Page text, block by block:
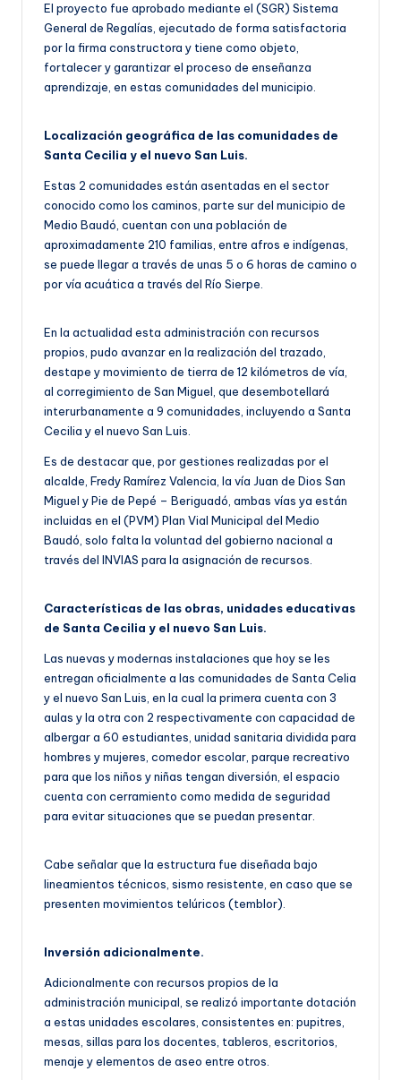
El proyecto fue aprobado mediante el (SGR) Sistema
General de Regalías, ejecutado de forma satisfactoria
por la firma constructora y tiene como objeto,
fortalecer y garantizar el proceso de enseñanza
aprendizaje, en estas comunidades del municipio.
Localización geográfica de las comunidades de
Santa Cecilia y el nuevo San Luis.
Estas 2 comunidades están asentadas en el sector
conocido como los caminos, parte sur del municipio de
Medio Baudó, cuentan con una población de
aproximadamente 210 familias, entre afros e indígenas,
se puede llegar a través de unas 5 o 6 horas de camino o
por vía acuática a través del Río Sierpe.
En la actualidad esta administración con recursos
propios, pudo avanzar en la realización del trazado,
destape y movimiento de tierra de 12 kilómetros de vía,
al corregimiento de San Miguel, que desembotellará
interurbanamente a 9 comunidades, incluyendo a Santa
Cecilia y el nuevo San Luis.
Es de destacar que, por gestiones realizadas por el
alcalde, Fredy Ramírez Valencia, la vía Juan de Dios San
Miguel y Pie de Pepé – Beriguadó, ambas vías ya están
incluidas en el (PVM) Plan Vial Municipal del Medio
Baudó, solo falta la voluntad del gobierno nacional a
través del INVIAS para la asignación de recursos.
Características de las obras, unidades educativas
de Santa Cecilia y el nuevo San Luis.
Las nuevas y modernas instalaciones que hoy se les
entregan oficialmente a las comunidades de Santa Celia
y el nuevo San Luis, en la cual la primera cuenta con 3
aulas y la otra con 2 respectivamente con capacidad de
albergar a 60 estudiantes, unidad sanitaria dividida para
hombres y mujeres, comedor escolar, parque recreativo
para que los niños y niñas tengan diversión, el espacio
cuenta con cerramiento como medida de seguridad
para evitar situaciones que se puedan presentar.
Cabe señalar que la estructura fue diseñada bajo
lineamientos técnicos, sismo resistente, en caso que se
presenten movimientos telúricos (temblor).
Inversión adicionalmente.
Adicionalmente con recursos propios de la
administración municipal, se realizó importante dotación
a estas unidades escolares, consistentes en: pupitres,
mesas, sillas para los docentes, tableros, escritorios,
menaje y elementos de aseo entre otros.